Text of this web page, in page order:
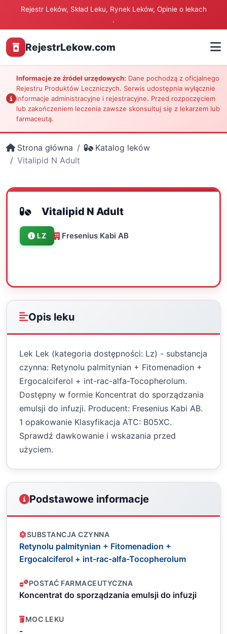
Rejestr Leków, Skład Leku, Rynek Leków, Opinie o lekach
.
RejestrLekow.com
Informacje ze źródeł urzędowych: Dane pochodzą z oficjalnego
Rejestru Produktów Leczniczych. Serwis udostępnia wyłącznie
informacje administracyjne i rejestracyjne. Przed rozpoczęciem
lub zakończeniem leczenia zawsze skonsultuj się z lekarzem lub
farmaceutą.
Strona główna
Katalog leków
Vitalipid N Adult
Vitalipid N Adult
LZ Fresenius Kabi AB
Opis leku
Lek Lek (kategoria dostępności: Lz) - substancja
czynna: Retynolu palmitynian + Fitomenadion +
Ergocalciferol + int-rac-alfa-Tocopherolum.
Dostępny w formie Koncentrat do sporządzania
emulsji do infuzji. Producent: Fresenius Kabi AB.
1 opakowanie Klasyfikacja ATC: B05XC.
Sprawdź dawkowanie i wskazania przed
użyciem.
Podstawowe informacje
SUBSTANCJA CZYNNA
Retynolu palmitynian + Fitomenadion +
Ergocalciferol + int-rac-alfa-Tocopherolum
POSTAĆ FARMACEUTYCZNA
Koncentrat do sporządzania emulsji do infuzji
MOC LEKU
-